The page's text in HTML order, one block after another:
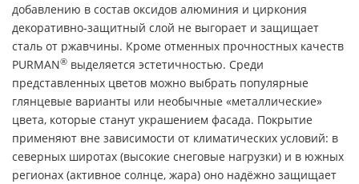
добавлению в состав оксидов алюминия и циркония
декоративно-защитный слой не выгорает и защищает
сталь от ржавчины. Кроме отменных прочностных качеств
PURMAN® выделяется эстетичностью. Среди
представленных цветов можно выбрать популярные
глянцевые варианты или необычные «металлические»
цвета, которые станут украшением фасада. Покрытие
применяют вне зависимости от климатических условий: в
северных широтах (высокие снеговые нагрузки) и в южных
регионах (активное солнце, жара) оно надёжно защищает